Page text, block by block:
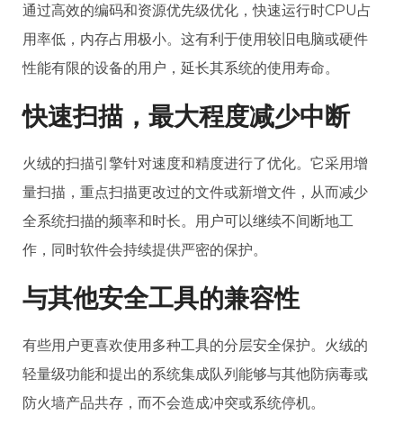
通过高效的编码和资源优先级优化，快速运行时CPU占
用率低，内存占用极小。这有利于使用较旧电脑或硬件
性能有限的设备的用户，延长其系统的使用寿命。
快速扫描，最大程度减少中断
火绒的扫描引擎针对速度和精度进行了优化。它采用增
量扫描，重点扫描更改过的文件或新增文件，从而减少
全系统扫描的频率和时长。用户可以继续不间断地工
作，同时软件会持续提供严密的保护。
与其他安全工具的兼容性
有些用户更喜欢使用多种工具的分层安全保护。火绒的
轻量级功能和提出的系统集成队列能够与其他防病毒或
防火墙产品共存，而不会造成冲突或系统停机。